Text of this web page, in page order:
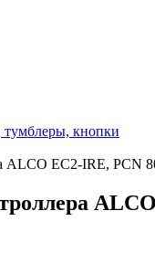
тумблеры, кнопки
ALCO EC2-IRE, PCN